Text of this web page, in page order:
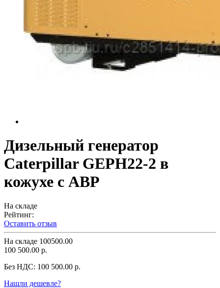
Дизельный генератор
Caterpillar GEPH22-2 в
кожухе с АВР
На складе
Рейтинг:
Оставить отзыв
На складе 100500.00
100 500.00 р.
Без НДС: 100 500.00 р.
Нашли дешевле?